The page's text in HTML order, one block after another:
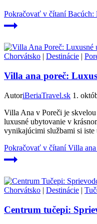
Pokračovať v čítaníBacúch:
Chorvátsko | Destinácie |
Villa ana poreč:
AutoriBeriaTravel.sk 1.
Villa Ana v Poreči je
luxusné ubytovanie v
vynikajúcimi službami si
Pokračovať v čítaníVilla ana
Chorvátsko | Destinácie |
Centrum tučepi: